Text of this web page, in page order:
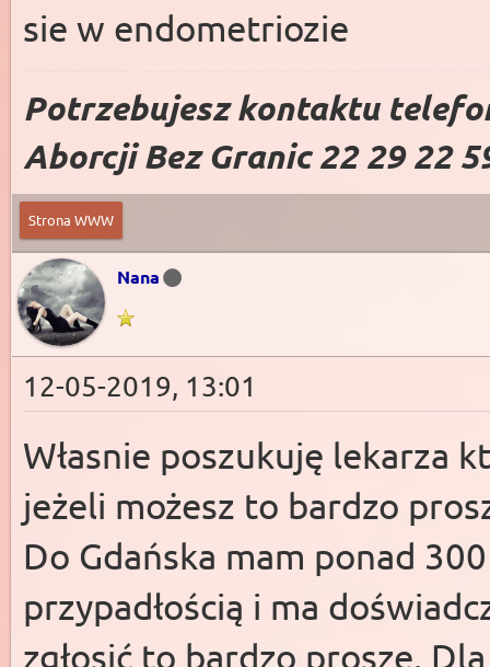
sie w endometriozie
Potrzebujesz kontaktu
Aborcji Bez Granic 22 29 22
Strona WWW
Nana
12-05-2019, 13:01
Własnie poszukuję lekarza
jeżeli możesz to bardzo
Do Gdańska mam ponad
przypadłością i ma
zgłosić to bardzo proszę.